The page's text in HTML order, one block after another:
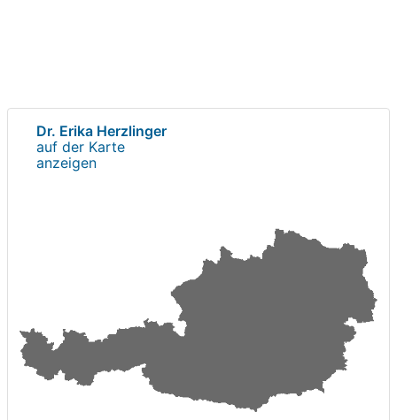
Dr. Erika Herzlinger
auf der Karte
anzeigen